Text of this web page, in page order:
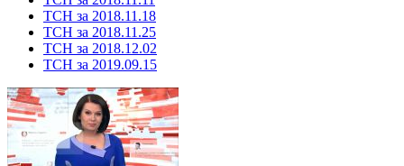
ТСН за 2018.11.18
ТСН за 2018.11.25
ТСН за 2018.12.02
ТСН за 2019.09.15